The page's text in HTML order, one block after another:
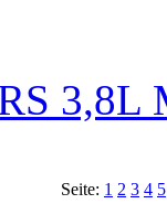
Seite: 1 2 3 4 5